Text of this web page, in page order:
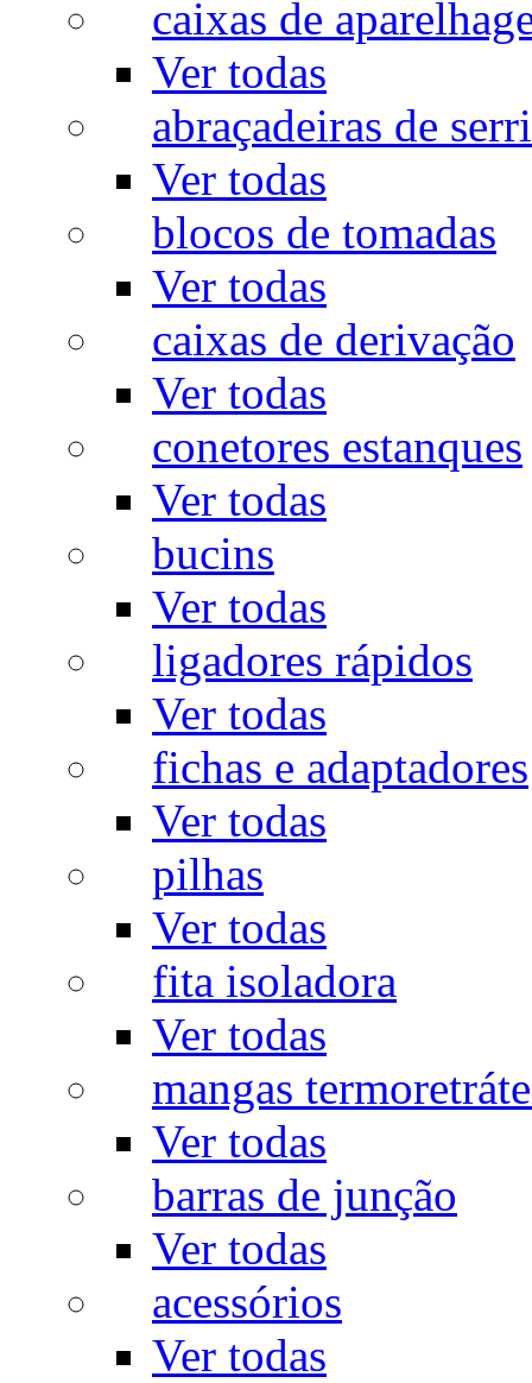
caixas de
Ver todas
abraçadeiras de
Ver todas
blocos de tomadas
Ver todas
caixas de derivação
Ver todas
conetores estanques
Ver todas
bucins
Ver todas
ligadores rápidos
Ver todas
fichas e adaptadores
Ver todas
pilhas
Ver todas
fita isoladora
Ver todas
mangas
Ver todas
barras de junção
Ver todas
acessórios
Ver todas